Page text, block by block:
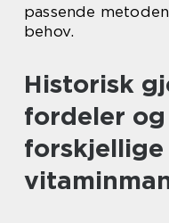
passende
behov.
Historisk
fordeler
forskjellige